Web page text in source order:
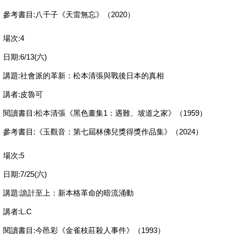
參考書目:八千子《天雷無忘》（2020）
場次:4
日期:6/13(六)
講題:社會派的革新：松本清張與戰後日本的真相
講者:皮魯可
閱讀書目:松本清張《黑色畫集1：遇難、坡道之家》（1959）
參考書目:《玉觀音：第七屆林佛兒獎得獎作品集》（2024）
場次:5
日期:7/25(六)
講題:詭計至上：新本格革命的暗流涌動
講者:L.C
閱讀書目:今邑彩《金雀枝莊殺人事件》（1993）